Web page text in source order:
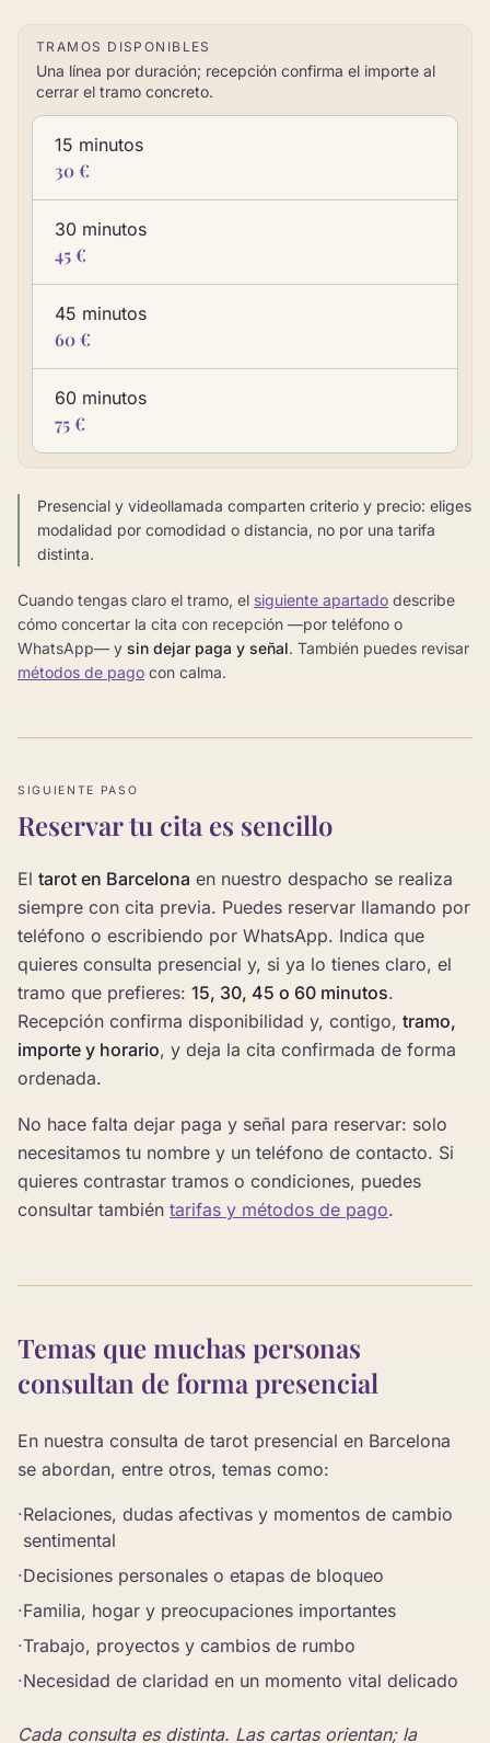
Tramos de duración en minutos e importe en euros para
TRAMOS DISPONIBLES
Una línea por duración; recepción confirma el importe al
cerrar el tramo concreto.
15 minutos
30 €
30 minutos
45 €
45 minutos
60 €
60 minutos
75 €
Presencial y videollamada comparten criterio y precio: eliges
modalidad por comodidad o distancia, no por una tarifa
distinta.
Cuando tengas claro el tramo, el siguiente apartado describe
cómo concertar la cita con recepción —por teléfono o
WhatsApp— y sin dejar paga y señal. También puedes revisar
métodos de pago con calma.
SIGUIENTE PASO
Reservar tu cita es sencillo
El tarot en Barcelona en nuestro despacho se realiza
siempre con cita previa. Puedes reservar llamando por
teléfono o escribiendo por WhatsApp. Indica que
quieres consulta presencial y, si ya lo tienes claro, el
tramo que prefieres: 15, 30, 45 o 60 minutos.
Recepción confirma disponibilidad y, contigo, tramo,
importe y horario, y deja la cita confirmada de forma
ordenada.
No hace falta dejar paga y señal para reservar: solo
necesitamos tu nombre y un teléfono de contacto. Si
quieres contrastar tramos o condiciones, puedes
consultar también tarifas y métodos de pago.
Temas que muchas personas
consultan de forma presencial
En nuestra consulta de tarot presencial en Barcelona
se abordan, entre otros, temas como:
·Relaciones, dudas afectivas y momentos de cambio
sentimental
·Decisiones personales o etapas de bloqueo
·Familia, hogar y preocupaciones importantes
·Trabajo, proyectos y cambios de rumbo
·Necesidad de claridad en un momento vital delicado
Cada consulta es distinta. Las cartas orientan; la